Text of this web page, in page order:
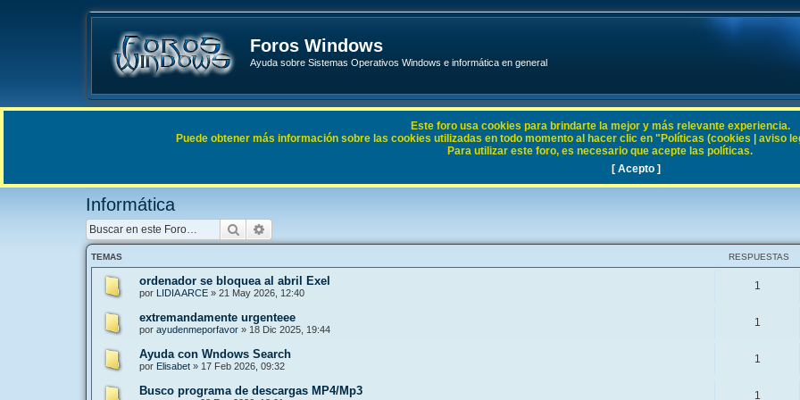
Foros Windows
Ayuda sobre Sistemas Operativos Windows e informática en general
Enlaces rápidos FAQ
Informática
Buscar
TEMAS RESPUESTAS
ordenador se bloquea al abril Exel
por LIDIA ARCE » 21 May 2026, 12:40
1
extremandamente urgenteee
por ayudenmeporfavor » 18 Dic 2025, 19:44
1
Ayuda con Wndows Search
por Elisabet » 17 Feb 2026, 09:32
1
Busco programa de descargas MP4/Mp3 1
Este foro usa cookies para brindarte la mejor y más relevante experiencia.
Puede obtener más información sobre las cookies utilizadas en todo momento al hacer clic en "Políticas (cookies | aviso
Para utilizar este foro, es necesario que acepte las políticas.
[ Acepto ]